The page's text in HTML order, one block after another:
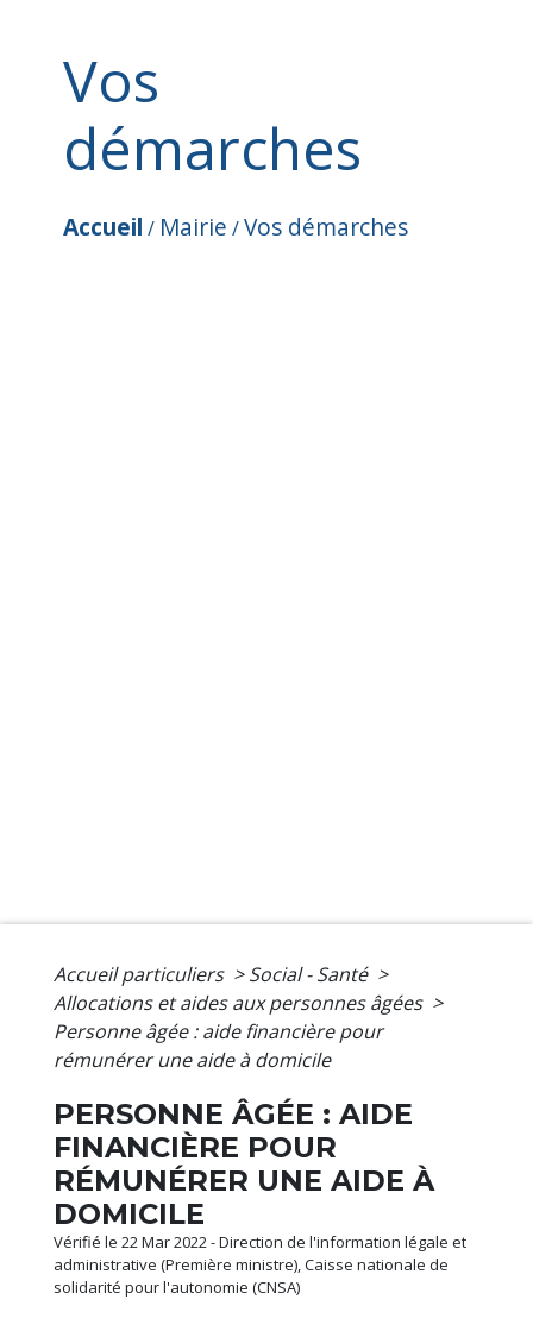
Vos
démarches
Accueil / Mairie /Vos démarches
Accueil particuliers > Social - Santé >
Allocations et aides aux personnes âgées >
Personne âgée : aide financière pour
rémunérer une aide à domicile
PERSONNE ÂGÉE : AIDE
FINANCIÈRE POUR
RÉMUNÉRER UNE AIDE À
DOMICILE
Vérifié le 22 Mar 2022 - Direction de l'information légale et
administrative (Première ministre), Caisse nationale de
solidarité pour l'autonomie (CNSA)